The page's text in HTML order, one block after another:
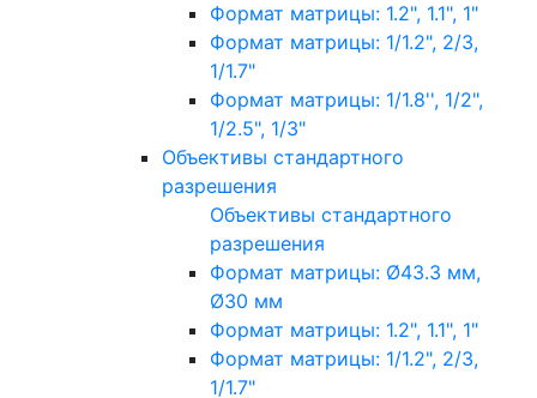
Формат матрицы: 1.2", 1.1", 1"
Формат матрицы: 1/1.2", 2/3,
1/1.7"
Формат матрицы: 1/1.8'', 1/2",
1/2.5", 1/3"
Объективы стандартного
разрешения
Объективы стандартного
разрешения
Формат матрицы: Ø43.3 мм,
Ø30 мм
Формат матрицы: 1.2", 1.1", 1"
Формат матрицы: 1/1.2", 2/3,
1/1.7"